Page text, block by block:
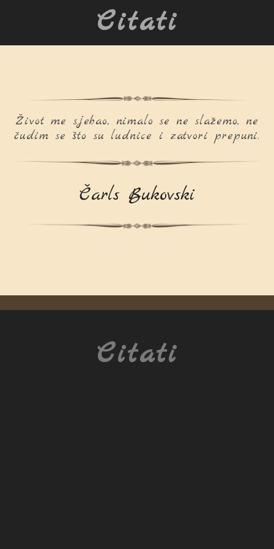
Citati
Život me sjebao, nimalo se ne slažemo, ne
čudim se što su ludnice i zatvori prepuni.
Čarls Bukovski
Citati